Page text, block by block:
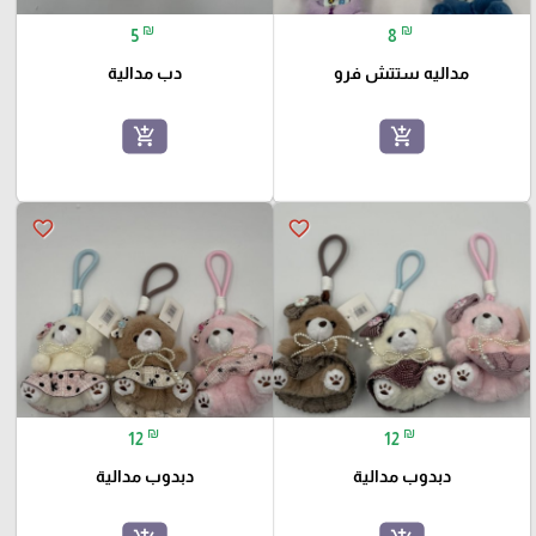
8 ₪
مداليه ستتش فرو
add_shopping_cart
5 ₪
دب مدالية
add_shopping_cart
favorite_border
12 ₪
دبدوب مدالية
favorite_border
12 ₪
دبدوب مدالية